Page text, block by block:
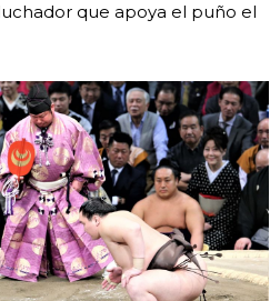
que apoya el puño el